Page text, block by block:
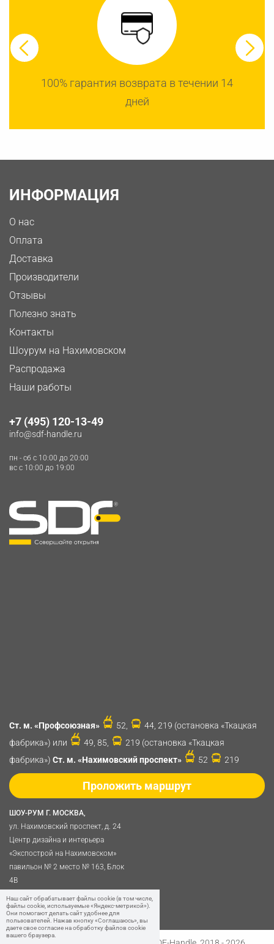
100% гарантия возврата в течении 14
дней
ИНФОРМАЦИЯ
О нас
Оплата
Доставка
Производители
Отзывы
Полезно знать
Контакты
Шоурум на Нахимовском
Распродажа
Наши работы
+7 (495) 120-13-49
info@sdf-handle.ru
пн - сб c 10:00 до 20:00
вс c 10:00 до 19:00
ШОУ-РУМ Г. МОСКВА,
ул. Нахимовский проспект, д. 24
Центр дизайна и интерьера
«Экспострой на Нахимовском»
павильон № 2 место № 163, Блок
4B
Политика обработки
персональных данных
Ст. м. «Профсоюзная» 52,
44, 219 (остановка «Ткацкая
фабрика») или
49, 85,
219 (остановка «Ткацкая
фабрика») Ст. м. «Нахимовский проспект» 52 219
Проложить маршрут
Наш сайт обрабатывает файлы cookie (в том числе,
файлы cookie, используемые «Яндекс-метрикой»).
Они помогают делать сайт удобнее для
пользователей. Нажав кнопку «Соглашаюсь», вы
даете свое согласие на обработку файлов cookie
вашего браузера.